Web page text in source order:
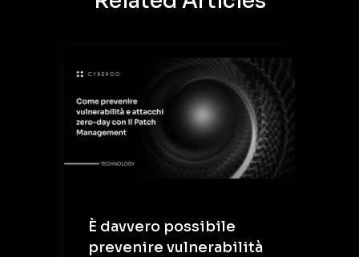
È davvero possibile
prevenire vulnerabilità